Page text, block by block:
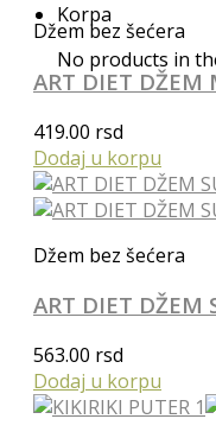
Korpa
No products in
Džem bez šećera
ART DIET DŽEM
419.00 rsd
Dodaj u korpu
Džem bez šećera
ART DIET DŽEM
563.00 rsd
Dodaj u korpu